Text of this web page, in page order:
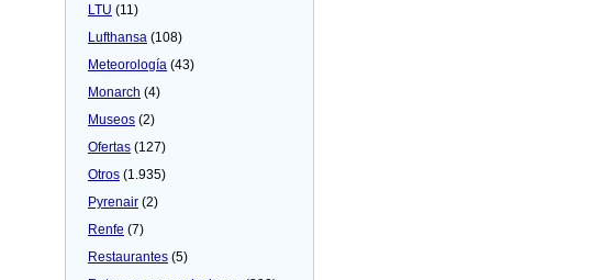
LTU (11)
Lufthansa (108)
Meteorologí­a (43)
Monarch (4)
Museos (2)
Ofertas (127)
Otros (1.935)
Pyrenair (2)
Renfe (7)
Restaurantes (5)